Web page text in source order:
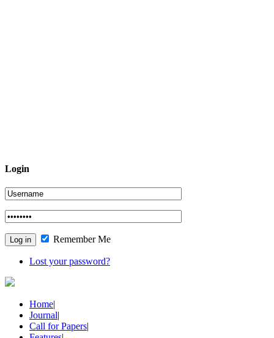
Login
Remember Me
Lost your password?
Home|
Journal|
Call for Papers|